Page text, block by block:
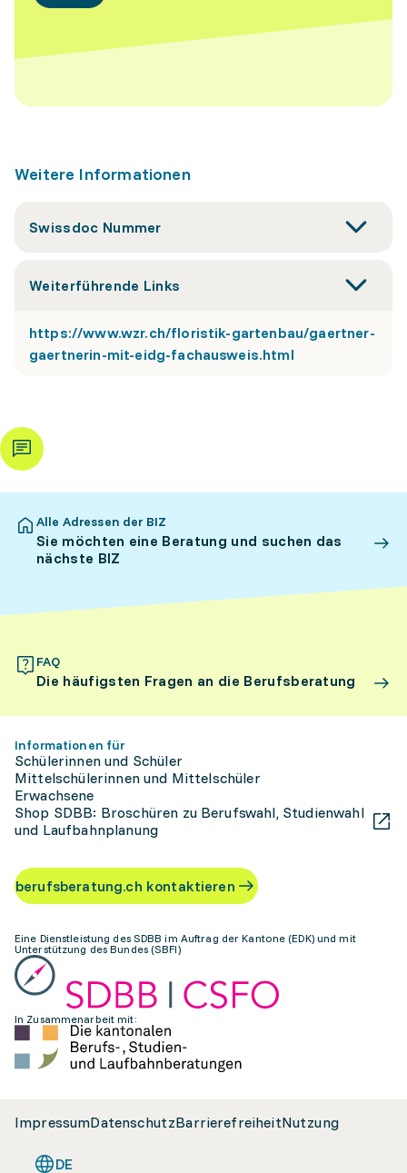
Weitere Informationen
Swissdoc Nummer
Weiterführende Links
https://www.wzr.ch/floristik-gartenbau/gaertner-
gaertnerin-mit-eidg-fachausweis.html
Alle Adressen der BIZ
Sie möchten eine Beratung und suchen das
nächste BIZ
FAQ
Die häufigsten Fragen an die Berufsberatung
Informationen für
Schülerinnen und Schüler
Mittelschülerinnen und Mittelschüler
Erwachsene
Shop SDBB: Broschüren zu Berufswahl, Studienwahl
und Laufbahnplanung
berufsberatung.ch kontaktieren
Eine Dienstleistung des SDBB im Auftrag der Kantone (EDK) und mit
Unterstützung des Bundes (SBFI)
In Zusammenarbeit mit:
ImpressumDatenschutzBarrierefreiheitNutzung
DE